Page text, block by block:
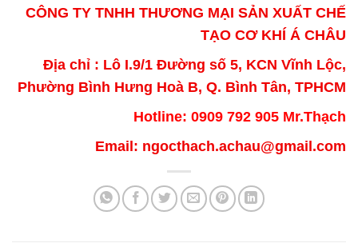
CÔNG TY TNHH THƯƠNG MẠI SẢN XUẤT CHẾ
TẠO CƠ KHÍ Á CHÂU
Địa chỉ : Lô I.9/1 Đường số 5, KCN Vĩnh Lộc,
Phường Bình Hưng Hoà B, Q. Bình Tân, TPHCM
Hotline: 0909 792 905 Mr.Thạch
Email: ngocthach.achau@gmail.com